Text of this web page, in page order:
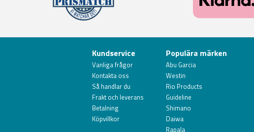
Kundservice
Vanliga frågor
Kontakta oss
Så handlar du
Frakt och leverans
Betalning
Köpvillkor
Populära märken
Abu Garcia
Westin
Rio Products
Guideline
Shimano
Daiwa
Rapala